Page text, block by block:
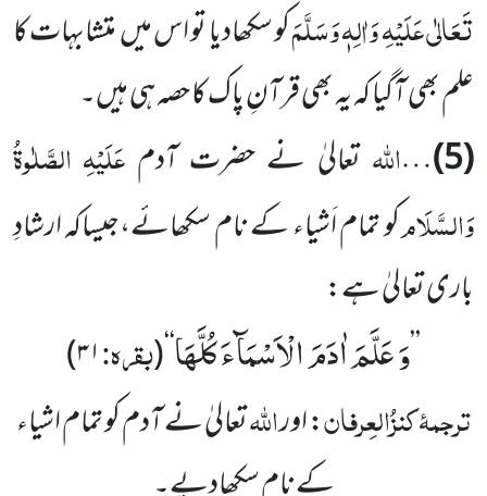
تَعَالٰی عَلَیْہِ وَاٰلِہٖ وَسَلَّمَکو سکھادیا تو اس میں متشابہات کا
علم بھی آگیا کہ یہ بھی قرآنِ پاک کا حصہ ہی ہیں۔
(5)
…اللہتعالیٰ نے حضرت آدم عَلَیْہِ الصَّلٰوۃُ
وَالسَّلَامکو تمام اَشیاء کے نام سکھائے،جیساکہ ارشادِ
باری تعالیٰ ہے:
’’وَ عَلَّمَ اٰدَمَ الْاَسْمَآءَ كُلَّهَا‘‘
(بقرہ:۳۱)
ترجمۂکنزُالعِرفان: اوراللہتعالیٰ نے آدم کو تمام اشیاء